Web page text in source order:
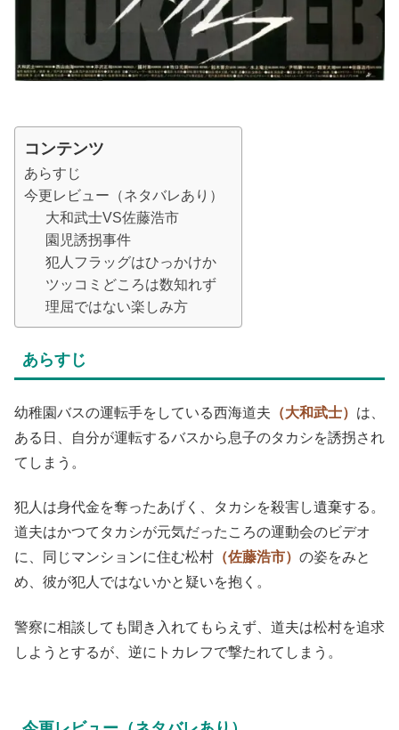
コンテンツ
あらすじ
今更レビュー（ネタバレあり）
大和武士VS佐藤浩市
園児誘拐事件
犯人フラッグはひっかけか
ツッコミどころは数知れず
理屈ではない楽しみ方
あらすじ
幼稚園バスの運転手をしている西海道夫 （大和武士） は、
ある日、自分が運転するバスから息子のタカシを誘拐され
てしまう。
犯人は身代金を奪ったあげく、タカシを殺害し遺棄する。
道夫はかつてタカシが元気だったころの運動会のビデオ
に、同じマンションに住む松村 （佐藤浩市） の姿をみと
め、彼が犯人ではないかと疑いを抱く。
警察に相談しても聞き入れてもらえず、道夫は松村を追求
しようとするが、逆にトカレフで撃たれてしまう。